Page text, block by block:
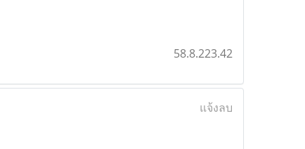
58.8.223.42
แจ้งลบ